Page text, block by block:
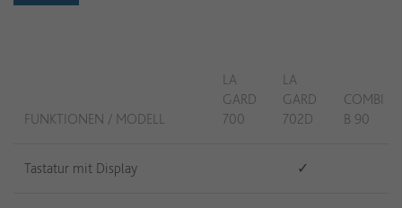
FUNKTIONEN / MODELL
LA
GARD
700
LA
GARD
702D
COMBI
B 90
Tastatur mit Display ✓